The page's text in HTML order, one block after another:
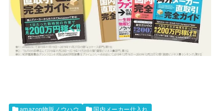
amazon物販ノウハウ
国内メーカー仕入れ